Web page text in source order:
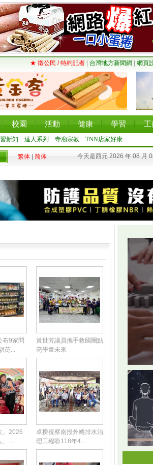
★ 徵公民 / 特約記者 台灣地方新聞網 網頁
校園 活動 健康 學習 工
新知 達人系列 寺廟宗教 TNN店家好康
繁体 简体 今天是西元 2026 年 08 月
布9家問
芘...
黃世芳議員攜手救國團點
亮學童未來
」2026
、...
卓揆視察南投外轆排水治
理工程盼118年4...